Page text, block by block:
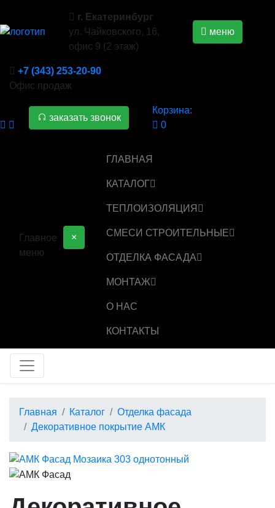
г. Екатеринбург
ул. Чайковского, 16,
офис 9 (2 этаж)
меню
+7 (343) 253-20-90
Офис продаж
заказать звонок
Корзина:
0
×
Главное
меню
ГЛАВНАЯ
КАТАЛОГ
ТЕПЛОИЗОЛЯЦИЯ
СМЕСИ СТРОИТЕЛЬНЫЕ
ОТДЕЛКА ФАСАДА
МОНТАЖ
О НАС
КОНТАКТЫ
Главная Каталог
Отделка фасада
Декоративное покрытие АМК